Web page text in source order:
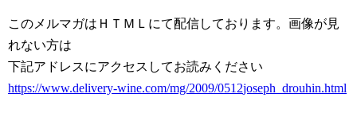
このメルマガはＨＴＭＬにて配信しております。画像が見
れない方は
下記アドレスにアクセスしてお読みください
https://www.delivery-wine.com/mg/2009/0512joseph_drouhin.html